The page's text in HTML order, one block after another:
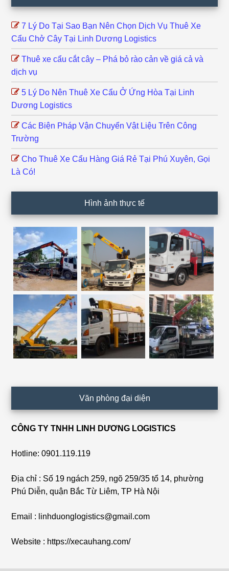
7 Lý Do Tại Sao Bạn Nên Chọn Dịch Vụ Thuê Xe
Cẩu Chở Cây Tại Linh Dương Logistics
Thuê xe cẩu cắt cây – Phá bỏ rào cản về giá cả và
dịch vụ
5 Lý Do Nên Thuê Xe Cẩu Ở Ứng Hòa Tại Linh
Dương Logistics
Các Biện Pháp Vận Chuyển Vật Liệu Trên Công
Trường
Cho Thuê Xe Cẩu Hàng Giá Rẻ Tại Phú Xuyên, Gọi
Là Có!
Hình ảnh thực tế
Văn phòng đại diện
CÔNG TY TNHH LINH DƯƠNG LOGISTICS
Hotline: 0901.119.119
Địa chỉ : Số 19 ngách 259, ngõ 259/35 tổ 14, phường
Phú Diễn, quận Bắc Từ Liêm, TP Hà Nội
Email : linhduonglogistics@gmail.com
Website : https://xecauhang.com/